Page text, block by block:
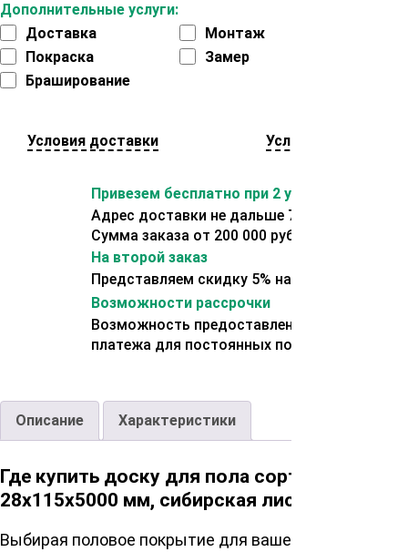
Дополнительные услуги:
Доставка
Монтаж
Покраска
Замер
Браширование
Условия доставки Условия оплаты
Привезем бесплатно при 2 условиях:
Адрес доставки не дальше 70 км от склада.
Сумма заказа от 200 000 рублей.
На второй заказ
Представляем скидку 5% на второй заказ
Возможности рассрочки
Возможность предоставления отсрочки
платежа для постоянных покупателей.
Описание Характеристики
Где купить доску для пола сорт Экстра
28х115х5000 мм, сибирская лиственница?
Выбирая половое покрытие для вашего дома или